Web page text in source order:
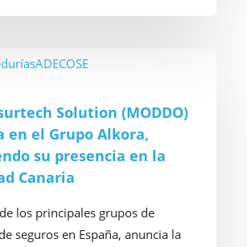
Solution (MODDO)
en el Grupo Alkora,
su presencia en la
Canaria
los principales grupos de
seguros en España, anuncia la